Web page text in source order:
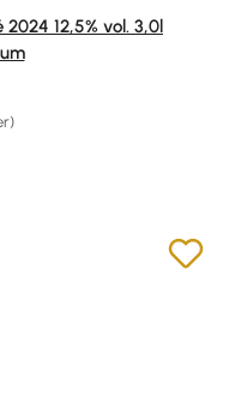
von 5 Sternen
12,5% vol. 3,0l